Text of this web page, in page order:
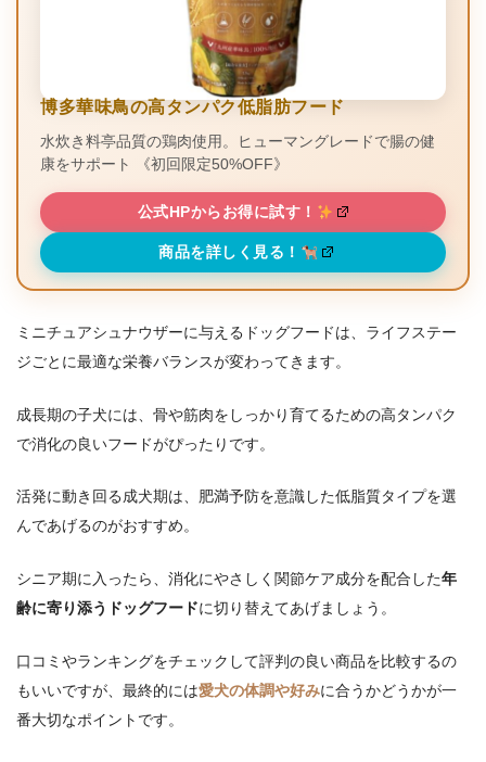
博多華味鳥の高タンパク低脂肪フード
水炊き料亭品質の鶏肉使用。ヒューマングレードで腸の健
康をサポート 《初回限定50%OFF》
公式HPからお得に試す！
商品を詳しく見る！
ミニチュアシュナウザーに与えるドッグフードは、ライフステー
ジごとに最適な栄養バランスが変わってきます。
成長期の子犬には、骨や筋肉をしっかり育てるための高タンパク
で消化の良いフードがぴったりです。
活発に動き回る成犬期は、肥満予防を意識した低脂質タイプを選
んであげるのがおすすめ。
シニア期に入ったら、消化にやさしく関節ケア成分を配合した年
齢に寄り添うドッグフードに切り替えてあげましょう。
口コミやランキングをチェックして評判の良い商品を比較するの
もいいですが、最終的には愛犬の体調や好みに合うかどうかが一
番大切なポイントです。